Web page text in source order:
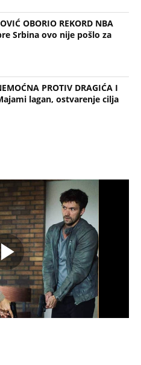
OBORIO REKORD NBA
Srbina ovo nije pošlo za
PROTIV DRAGIĆA I
lagan, ostvarenje cilja